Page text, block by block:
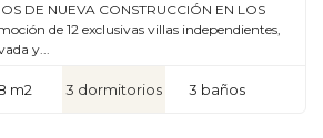
DE NUEVA CONSTRUCCIÓN EN LOS
de 12 exclusivas villas independientes,
y...
m2 3 dormitorios 3 baños